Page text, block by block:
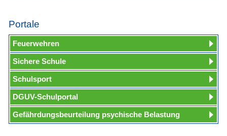
Portale
Feuerwehren
Sichere Schule
Schulsport
DGUV-Schulportal
Gefährdungsbeurteilung psychische Belastung